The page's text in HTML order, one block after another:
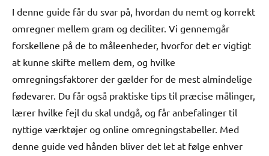
I denne guide får du svar på, hvordan du nemt og korrekt
omregner mellem gram og deciliter. Vi gennemgår
forskellene på de to måleenheder, hvorfor det er vigtigt
at kunne skifte mellem dem, og hvilke
omregningsfaktorer der gælder for de mest almindelige
fødevarer. Du får også praktiske tips til præcise målinger,
lærer hvilke fejl du skal undgå, og får anbefalinger til
nyttige værktøjer og online omregningstabeller. Med
denne guide ved hånden bliver det let at følge enhver